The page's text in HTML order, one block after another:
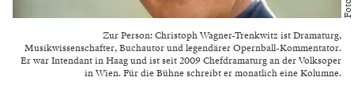
Zur Person: Christoph Wagner-Trenkwitz ist Dramaturg,
Musikwissenschafter, Buchautor und legendärer Opernball-Kommentator.
Er war Intendant in Haag und ist seit 2009 Chefdramaturg an der Volksoper
in Wien. Für die Bühne schreibt er monatlich eine Kolumne.